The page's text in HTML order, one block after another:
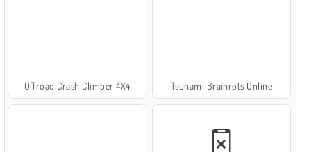
Offroad Crash Climber 4X4 Tsunami Brainrots Online